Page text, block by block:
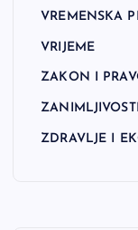
VREMENSKA
VRIJEME
ZAKON I
ZANIMLJIVOSTI
ZDRAVLJE I